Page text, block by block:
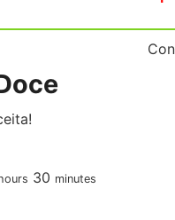
30minutes
minutes